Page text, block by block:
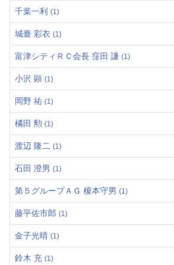
千葉一利 (1)
城臺 彩衣 (1)
富津シティＲＣ会長 窪田 謙 (1)
小沢 顕 (1)
岡野 祐 (1)
橘田 勲 (1)
渡辺 隆二 (1)
石田 澄男 (1)
第５グループＡＧ 榎本守男 (1)
藤平佐市郎 (1)
金子光晴 (1)
鈴木 充 (1)